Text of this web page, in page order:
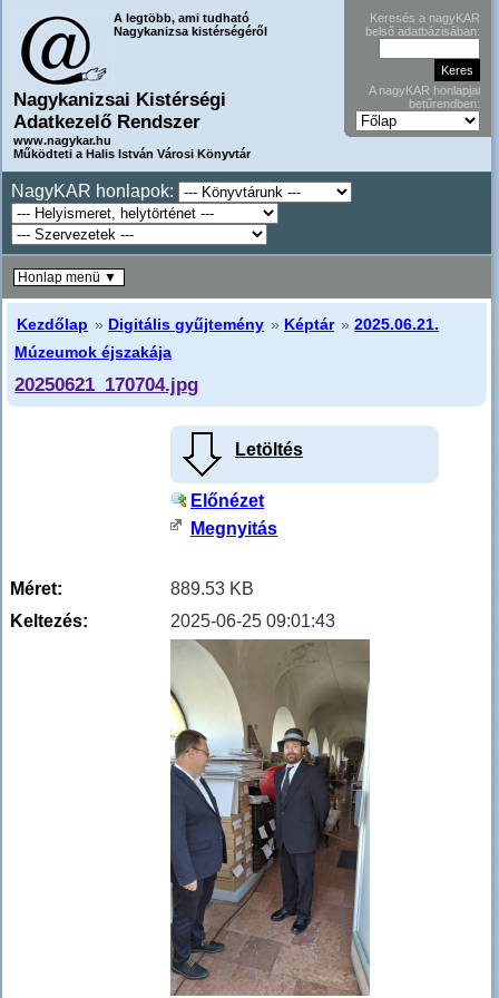
A legtöbb, ami tudható
Nagykanizsa kistérségéről
Nagykanizsai Kistérségi
Adatkezelő Rendszer
www.nagykar.hu
Működteti a Halis István Városi Könyvtár
Keresés a nagyKAR
belső adatbázisában:
A nagyKAR honlapjai
betűrendben:
NagyKAR honlapok:
Kezdőlap » Digitális gyűjtemény » Képtár »2025.06.21.
Múzeumok éjszakája
20250621_170704.jpg
Letöltés
Előnézet
Megnyitás
Méret:
889.53 KB
Keltezés:
2025-06-25 09:01:43
Honlap menü ▼